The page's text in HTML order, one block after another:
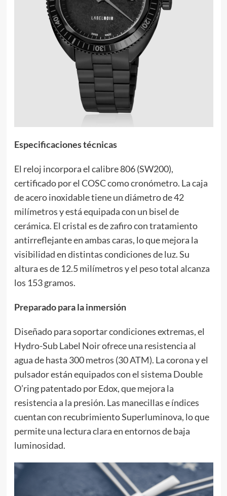
Especificaciones técnicas
El reloj incorpora el calibre 806 (SW200),
certificado por el COSC como cronómetro. La caja
de acero inoxidable tiene un diámetro de 42
milímetros y está equipada con un bisel de
cerámica. El cristal es de zafiro con tratamiento
antirreflejante en ambas caras, lo que mejora la
visibilidad en distintas condiciones de luz. Su
altura es de 12.5 milímetros y el peso total alcanza
los 153 gramos.
Preparado para la inmersión
Diseñado para soportar condiciones extremas, el
Hydro-Sub Label Noir ofrece una resistencia al
agua de hasta 300 metros (30 ATM). La corona y el
pulsador están equipados con el sistema Double
O’ring patentado por Edox, que mejora la
resistencia a la presión. Las manecillas e índices
cuentan con recubrimiento Superluminova, lo que
permite una lectura clara en entornos de baja
luminosidad.